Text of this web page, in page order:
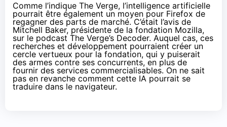
Comme l’indique The Verge, l’intelligence artificielle
pourrait être également un moyen pour Firefox de
regagner des parts de marché. C’était l’avis de
Mitchell Baker, présidente de la fondation Mozilla,
sur le podcast The Verge’s Decoder. Auquel cas, ces
recherches et développement pourraient créer un
cercle vertueux pour la fondation, qui y puiserait
des armes contre ses concurrents, en plus de
fournir des services commercialisables. On ne sait
pas en revanche comment cette IA pourrait se
traduire dans le navigateur.